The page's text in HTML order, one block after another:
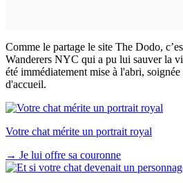
Comme le partage le site The Dodo,
Wanderers NYC qui a pu lui sauver la
été immédiatement mise à l'abri,
d'accueil.
Votre chat mérite un portrait royal
→ Je lui offre sa couronne